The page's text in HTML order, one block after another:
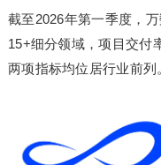
截至2026年第一季度，
15+细分领域，项目交付
两项指标均位居行业前列